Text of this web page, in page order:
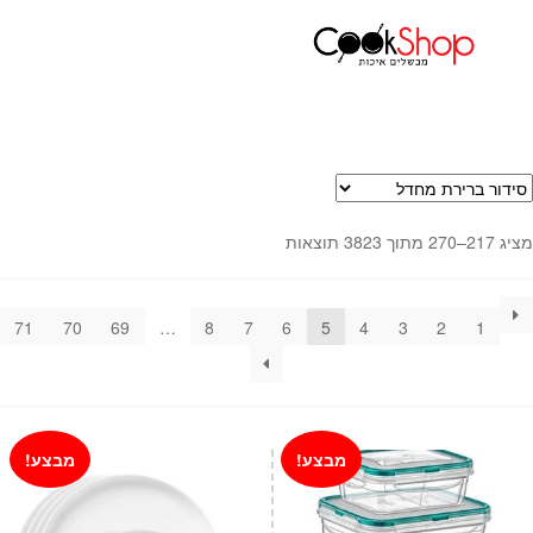
סירים
כלי הגשה ואירוח
גאדג'טס וכלי מטבח
קפה ותה
גיפט קארד
כלי בית
עמוד הבית חנות עמוד 5
מציג 217–270 מתוך 3823 תוצאות
1
2
3
4
5
6
7
8
…
69
70
71
מבצע! מבצע!